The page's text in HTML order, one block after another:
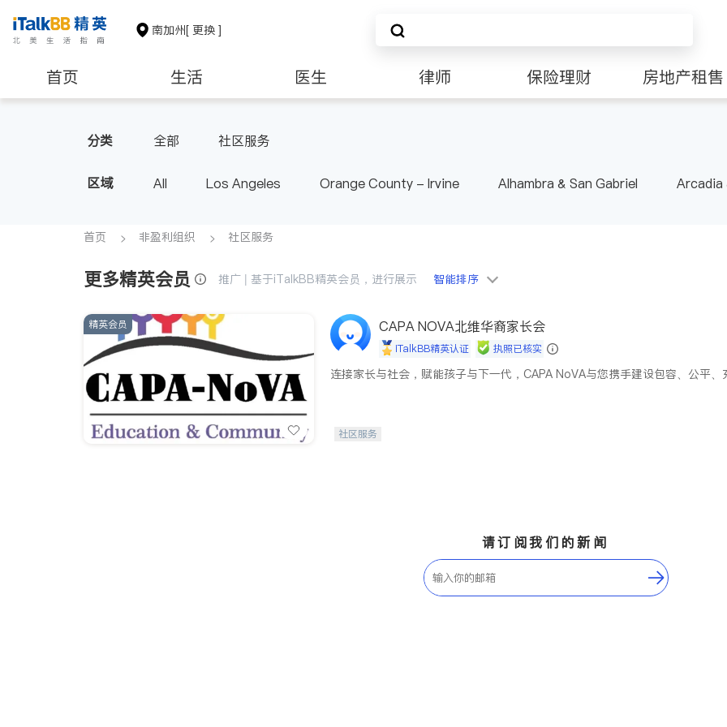
南加州[ 更换 ]
首页 生活 医生 律师 保险理财 房地产租售
分类 全部 社区服务
区域 All Los Angeles Orange County - Irvine Alhambra & San Gabriel
Arcadia
Inyo & San Bernardino
首页 非盈利组织 社区服务
更多精英会员 推广 | 基于iTalkBB精英会员，进行展示 智能排序
精英会员 CAPA NOVA北维华裔家长会
iTalkBB精英认证 执照已核实
连接家长与社会，赋能孩子与下一代，CAPA NoVA与您携手建设包容、公平、
社区服务
请订阅我们的新闻